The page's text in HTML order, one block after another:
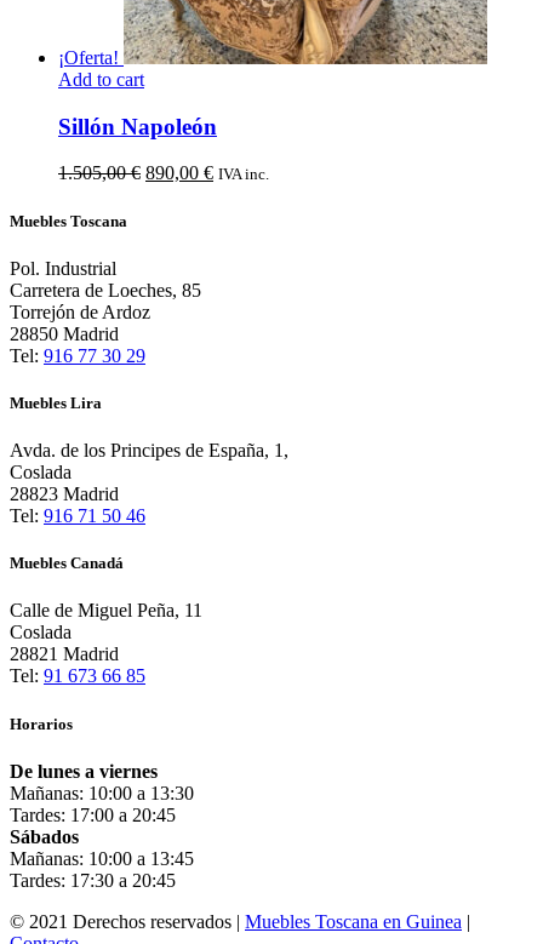
¡Oferta!
Add to cart
Sillón Napoleón
1.505,00€ El
890,00 €ElIVA inc.
Muebles Toscana
Pol. Industrial
Carretera de Loeches, 85
Torrejón de Ardoz
28850 Madrid
Tel: 916 77 30 29
Muebles Lira
Avda. de los Principes de España, 1,
Coslada
28823 Madrid
Tel: 916 71 50 46
Muebles Canadá
Calle de Miguel Peña, 11
Coslada
28821 Madrid
Tel: 91 673 66 85
Horarios
De lunes a viernes
Mañanas: 10:00 a 13:30
Tardes: 17:00 a 20:45
Sábados
Mañanas: 10:00 a 13:45
Tardes: 17:30 a 20:45
© 2021 Derechos reservados | Muebles Toscana en Guinea |